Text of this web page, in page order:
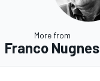
More from
Franco Nugnes